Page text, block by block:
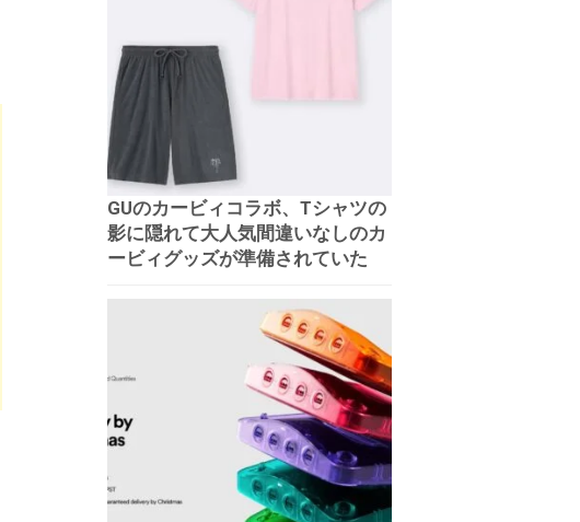
GUのカービィコラボ、Tシャツの
影に隠れて大人気間違いなしのカ
ービィグッズが準備されていた